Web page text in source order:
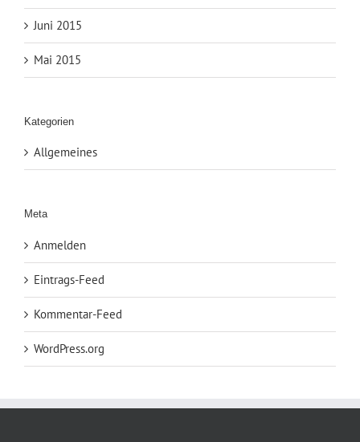
Juni 2015
Mai 2015
Kategorien
Allgemeines
Meta
Anmelden
Eintrags-Feed
Kommentar-Feed
WordPress.org